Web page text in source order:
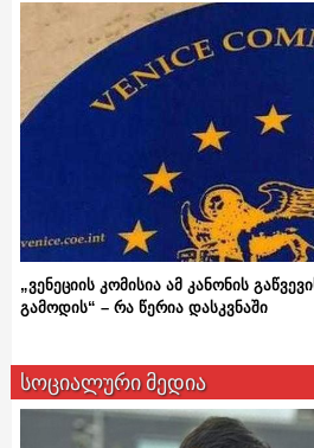
„ვენეციის კომისია ამ კანონის
გამოდის“ – რა წერია დასკვნაში
სოციალური მედია